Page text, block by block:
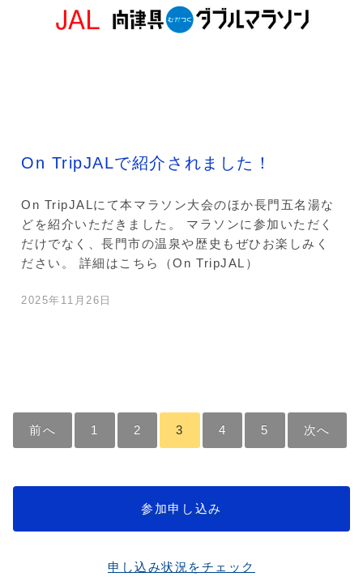
On TripJALで紹介されました！
On TripJALにて本マラソン大会のほか長門五名湯な
どを紹介いただきました。 マラソンに参加いただく
だけでなく、長門市の温泉や歴史もぜひお楽しみく
ださい。 詳細はこちら（On TripJAL）
2025年11月26日
前へ 1 2 3 4 5 次へ
参加申し込み
申し込み状況をチェック